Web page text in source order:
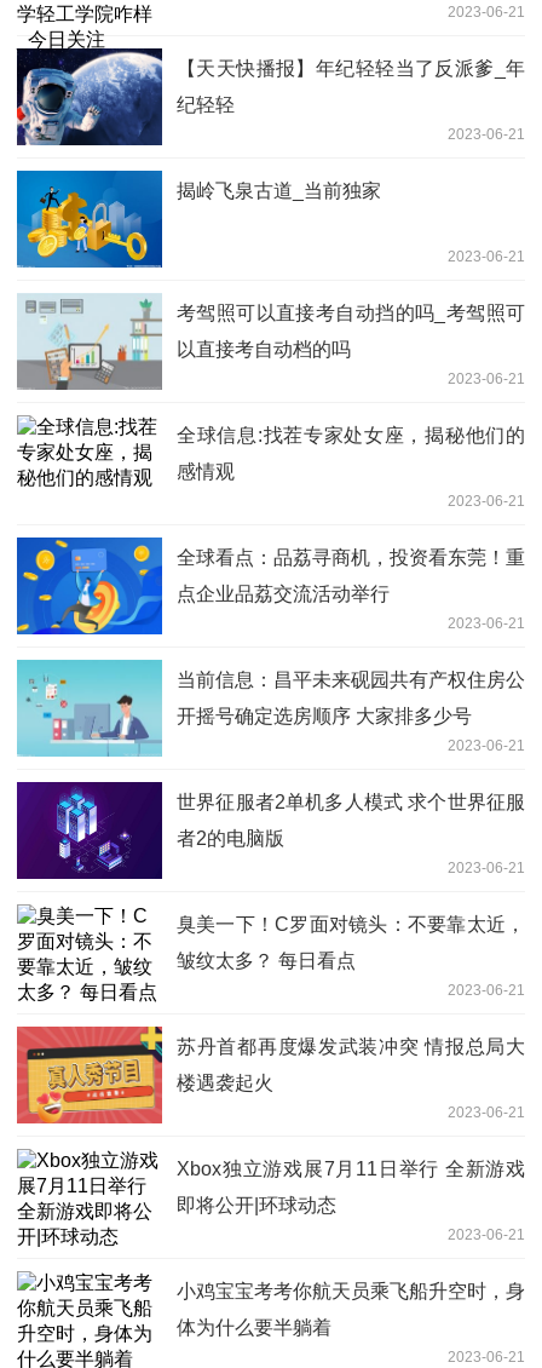
2023-06-21
【天天快播报】年纪轻轻当了反派爹_年
纪轻轻
2023-06-21
揭岭飞泉古道_当前独家
2023-06-21
考驾照可以直接考自动挡的吗_考驾照可
以直接考自动档的吗
2023-06-21
全球信息:找茬专家处女座，揭秘他们的
感情观
2023-06-21
全球看点：品荔寻商机，投资看东莞！重
点企业品荔交流活动举行
2023-06-21
当前信息：昌平未来砚园共有产权住房公
开摇号确定选房顺序 大家排多少号
2023-06-21
世界征服者2单机多人模式 求个世界征服
者2的电脑版
2023-06-21
臭美一下！C罗面对镜头：不要靠太近，
皱纹太多？ 每日看点
2023-06-21
苏丹首都再度爆发武装冲突 情报总局大
楼遇袭起火
2023-06-21
Xbox独立游戏展7月11日举行 全新游戏
即将公开|环球动态
2023-06-21
小鸡宝宝考考你航天员乘飞船升空时，身
体为什么要半躺着
2023-06-21